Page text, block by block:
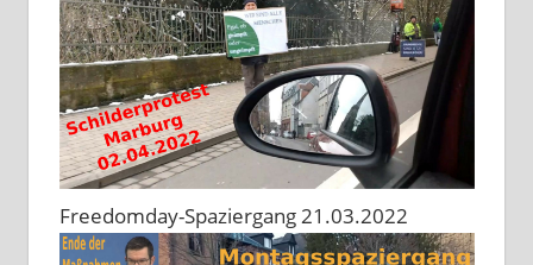
Freedomday-Spaziergang 21.03.2022